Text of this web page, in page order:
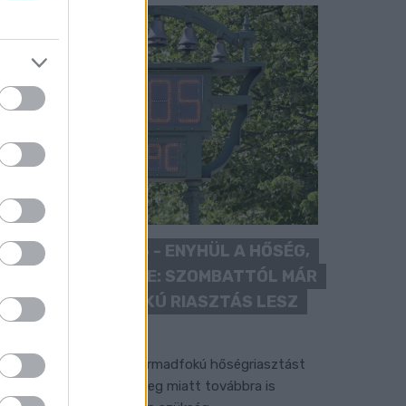
KÁNIKULA 2026 - ENYHÜL A HŐSÉG,
DE MÉG NINCS VÉGE: SZOMBATTÓL MÁR
MÁSODFOKÚ RIASZTÁS LESZ
ÉRVÉNYBEN
július vége óta tartó harmadfokú hőségriasztást
de a tartós meleg miatt továbbra is